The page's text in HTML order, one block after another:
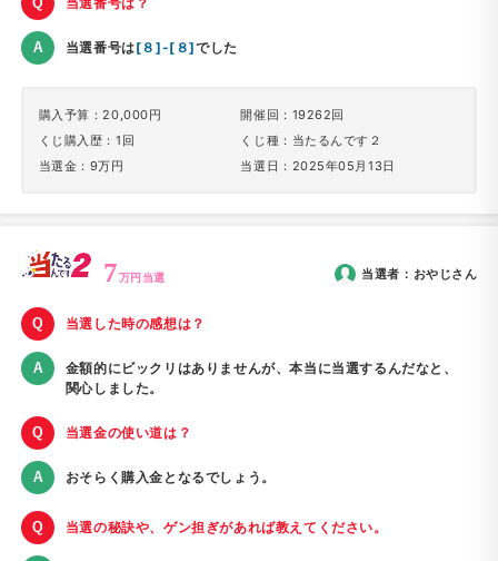
当選番号は[８]-[８]でした
購入予算：20,000円
くじ購入歴：1回
当選金：9万円
開催回：19262回
くじ種：当たるんです２
当選日：2025年05月13日
7万円当選 当選者： おやじさん
当選した時の感想は？
金額的にビックリはありませんが、本当に当選するんだなと、
関心しました。
当選金の使い道は？
おそらく購入金となるでしょう。
当選の秘訣や、ゲン担ぎがあれば教えてください。